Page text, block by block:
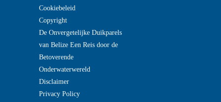
Cookiebeleid
Copyright
De Onvergetelijke Duikparels
van Belize Een Reis door de
Betoverende
Onderwaterwereld
Disclaimer
Privacy Policy